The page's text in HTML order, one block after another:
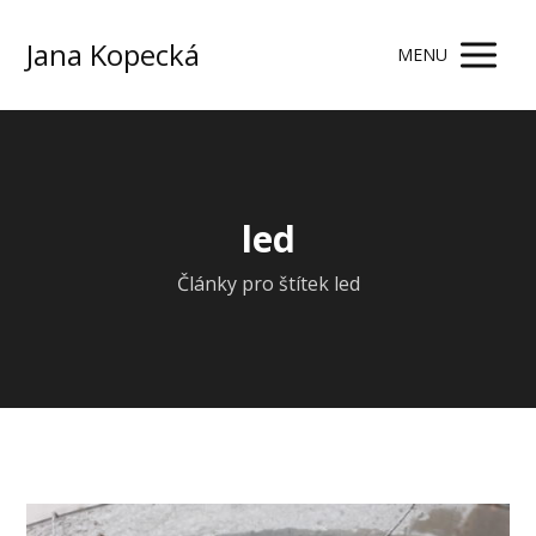
Jana Kopecká MENU
led
Články pro štítek led